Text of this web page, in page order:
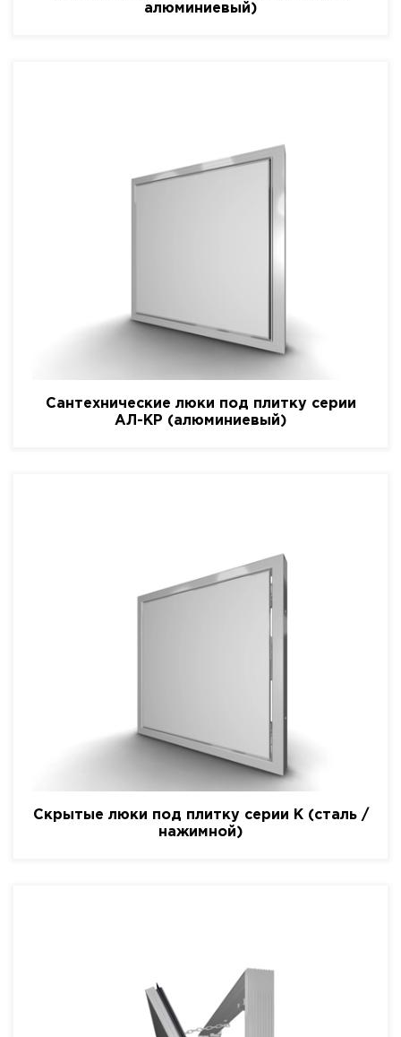
алюминиевый)
Сантехнические люки под плитку серии
АЛ-КР (алюминиевый)
Скрытые люки под плитку серии K (сталь /
нажимной)